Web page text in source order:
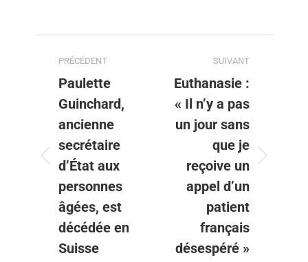
PRÉCÉDENT
Paulette
Guinchard,
ancienne
secrétaire
d’État aux
personnes
âgées, est
décédée en
Suisse
SUIVANT
Euthanasie :
« Il n’y a pas
un jour sans
que je
reçoive un
appel d’un
patient
français
désespéré »